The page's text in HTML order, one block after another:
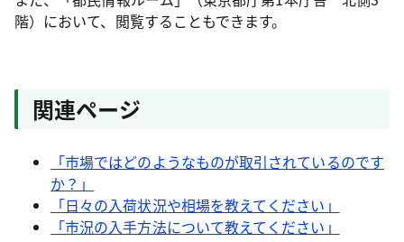
階）において、閲覧することもできます。
関連ページ
「市場ではどのようなものが取引されているのです
か？」
「日々の入荷状況や相場を教えてください」
「市況の入手方法について教えてください」